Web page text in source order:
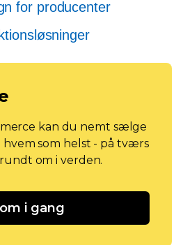
for producenter
kan du nemt sælge
hvem som helst - på tværs
om i verden.
i gang